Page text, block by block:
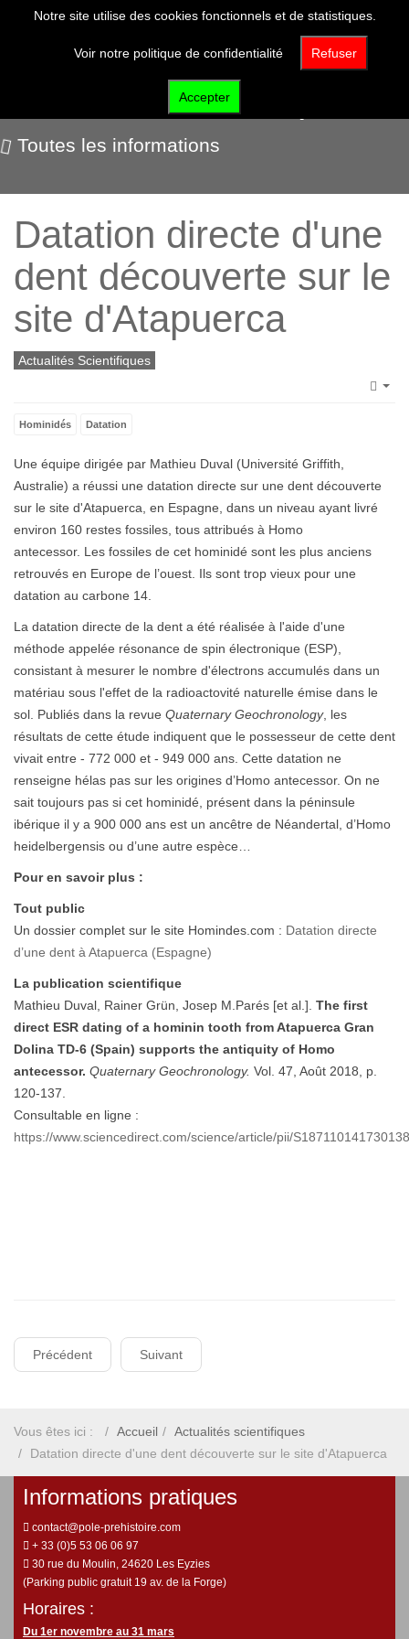
Actualités scientifiques
Toutes les informations
Datation directe d'une
dent découverte sur le
site d'Atapuerca
Actualités Scientifiques
Hominidés Datation
Une équipe dirigée par Mathieu Duval (Université Griffith,
Australie) a réussi une datation directe sur une dent découverte
sur le site d'Atapuerca, en Espagne, dans un niveau ayant livré
environ 160 restes fossiles, tous attribués à Homo
antecessor. Les fossiles de cet hominidé sont les plus anciens
retrouvés en Europe de l’ouest. Ils sont trop vieux pour une
datation au carbone 14.
La datation directe de la dent a été réalisée à l'aide d'une
méthode appelée résonance de spin électronique (ESP),
consistant à mesurer le nombre d'électrons accumulés dans un
matériau sous l'effet de la radioactovité naturelle émise dans le
sol. Publiés dans la revue Quaternary Geochronology, les
résultats de cette étude indiquent que le possesseur de cette dent
vivait entre - 772 000 et - 949 000 ans. Cette datation ne
renseigne hélas pas sur les origines d’Homo antecessor. On ne
sait toujours pas si cet hominidé, présent dans la péninsule
ibérique il y a 900 000 ans est un ancêtre de Néandertal, d’Homo
heidelbergensis ou d’une autre espèce…
Pour en savoir plus :
Tout public
Un dossier complet sur le site Homindes.com : Datation directe
d’une dent à Atapuerca (Espagne)
La publication scientifique
Mathieu Duval, Rainer Grün, Josep M.Parés [et al.]. The first
direct ESR dating of a hominin tooth from Atapuerca Gran
Dolina TD-6 (Spain) supports the antiquity of Homo
antecessor. Quaternary Geochronology. Vol. 47, Août 2018, p.
120-137.
Consultable en ligne :
https://www.sciencedirect.com/science/article/pii/
Précédent Suivant
Vous êtes ici : Accueil
Actualités scientifiques
Datation directe d'une dent découverte sur le site d'Atapuerca
Informations pratiques
contact@pole-prehistoire.com
+ 33 (0)5 53 06 06 97
30 rue du Moulin, 24620 Les Eyzies
(Parking public gratuit 19 av. de la Forge)
Horaires :
Du 1er novembre au 31 mars
Notre site utilise des cookies fonctionnels et de statistiques.
Voir notre politique de confidentialité Refuser
Accepter